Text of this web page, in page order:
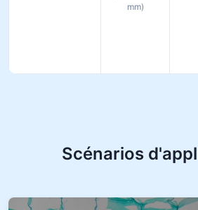
mm)
Scénarios